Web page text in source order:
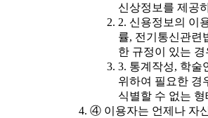
신상정보를 제공
2. 신용정보의 이
률, 전기통신관련
한 규정이 있는 경
3. 통계작성, 학술
위하여 필요한 경
식별할 수 없는
④ 이용자는 언제나 자